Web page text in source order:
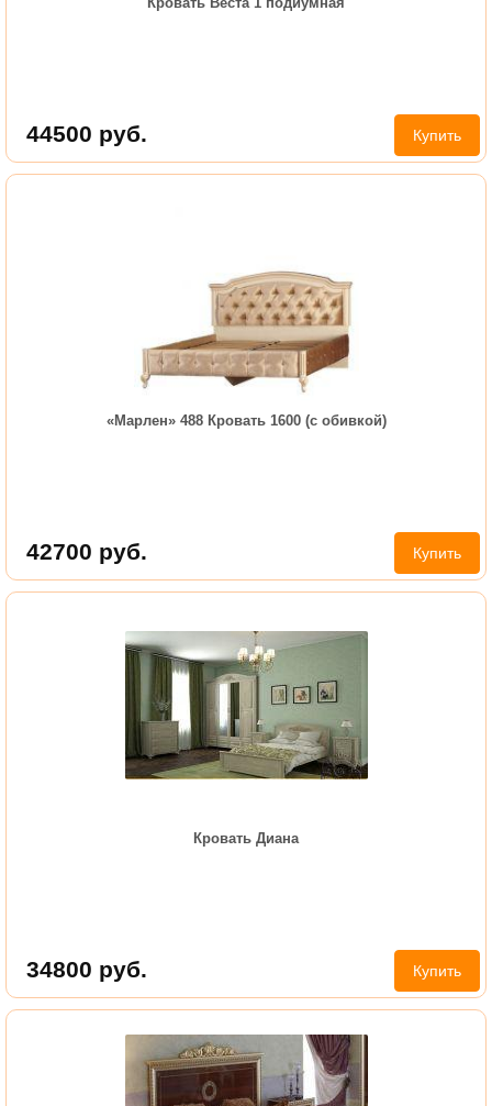
44500 руб. Купить
«Марлен» 488 Кровать 1600 (с обивкой)
42700 руб. Купить
Кровать Диана
34800 руб. Купить